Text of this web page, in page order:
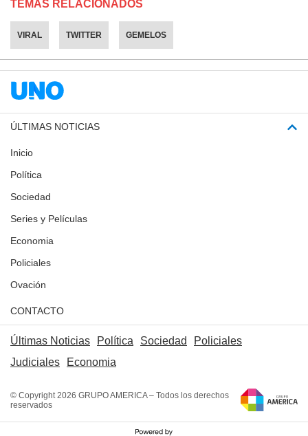
TEMAS RELACIONADOS
VIRAL TWITTER GEMELOS
ÚLTIMAS NOTICIAS
Inicio
Política
Sociedad
Series y Películas
Economia
Policiales
Ovación
CONTACTO
Últimas Noticias Política Sociedad
Policiales
Judiciales
Economia
© Copyright 2026 GRUPO AMERICA – Todos los derechos
reservados